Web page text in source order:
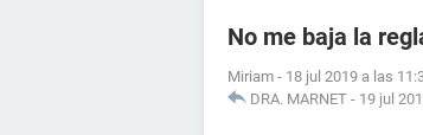
No me baja la
Miriam - 18 jul 2019 a las
DRA. MARNET - 19 jul